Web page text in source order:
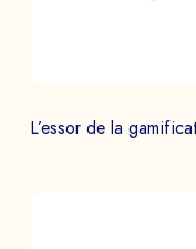
L’essor de la
à